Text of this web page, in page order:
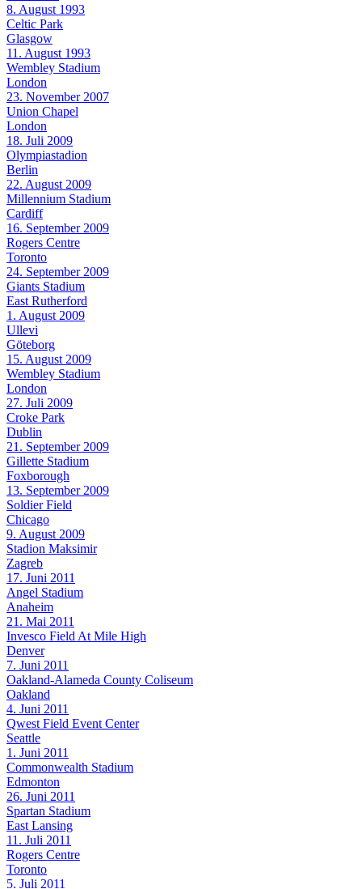
8. August 1993
Celtic Park
Glasgow
11. August 1993
Wembley Stadium
London
23. November 2007
Union Chapel
London
18. Juli 2009
Olympiastadion
Berlin
22. August 2009
Millennium Stadium
Cardiff
16. September 2009
Rogers Centre
Toronto
24. September 2009
Giants Stadium
East Rutherford
1. August 2009
Ullevi
Göteborg
15. August 2009
Wembley Stadium
London
27. Juli 2009
Croke Park
Dublin
21. September 2009
Gillette Stadium
Foxborough
13. September 2009
Soldier Field
Chicago
9. August 2009
Stadion Maksimir
Zagreb
17. Juni 2011
Angel Stadium
Anaheim
21. Mai 2011
Invesco Field At Mile High
Denver
7. Juni 2011
Oakland-Alameda County Coliseum
Oakland
4. Juni 2011
Qwest Field Event Center
Seattle
1. Juni 2011
Commonwealth Stadium
Edmonton
26. Juni 2011
Spartan Stadium
East Lansing
11. Juli 2011
Rogers Centre
Toronto
5. Juli 2011